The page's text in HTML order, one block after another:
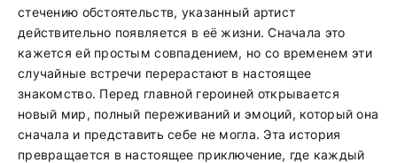
стечению обстоятельств, указанный артист
действительно появляется в её жизни. Сначала это
кажется ей простым совпадением, но со временем эти
случайные встречи перерастают в настоящее
знакомство. Перед главной героиней открывается
новый мир, полный переживаний и эмоций, который она
сначала и представить себе не могла. Эта история
превращается в настоящее приключение, где каждый